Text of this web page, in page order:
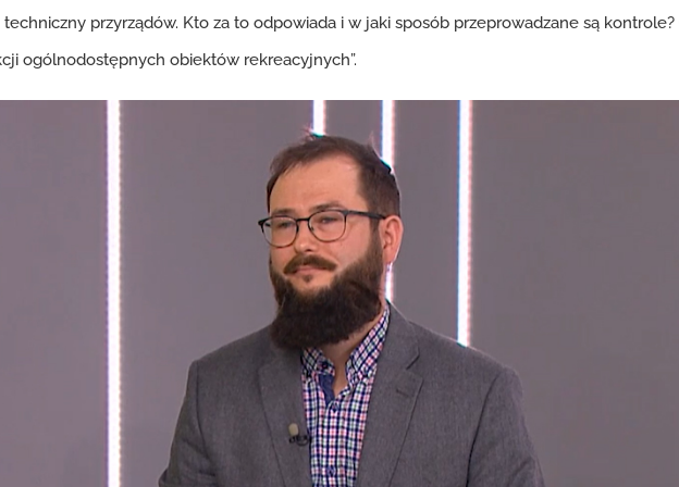
przyrządów. Kto za to odpowiada i w jaki sposób przeprowadzane są
ogólnodostępnych obiektów rekreacyjnych”.